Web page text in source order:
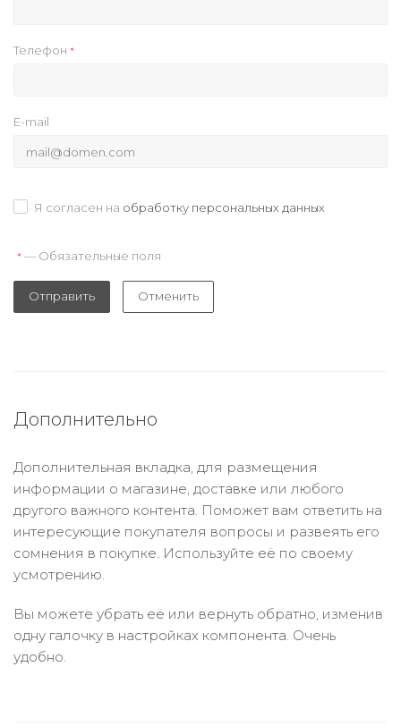
Телефон *
E-mail
Я согласен на обработку персональных данных
* — Обязательные поля
Отправить Отменить
Дополнительно
Дополнительная вкладка, для размещения
информации о магазине, доставке или любого
другого важного контента. Поможет вам ответить на
интересующие покупателя вопросы и развеять его
сомнения в покупке. Используйте её по своему
усмотрению.
Вы можете убрать её или вернуть обратно, изменив
одну галочку в настройках компонента. Очень
удобно.